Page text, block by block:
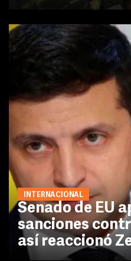
INTERNACIONAL
Senado de EU
sanciones
así reaccionó